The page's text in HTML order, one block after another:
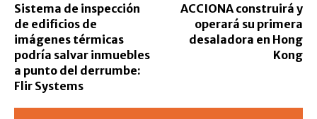
Sistema de inspección
de edificios de
imágenes térmicas
podría salvar inmuebles
a punto del derrumbe:
Flir Systems
ACCIONA construirá y
operará su primera
desaladora en Hong
Kong